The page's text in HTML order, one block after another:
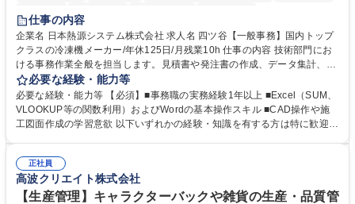
賞与あり
交通費支給
仕事の内容
企業名 日本熱源システム株式会社 求人名 四ツ谷【一般事務】国内トップ
クラスの冷凍機メーカー/年休125日/月残業10h 仕事の内容 技術部門にお
ける事務作業全般を担当します。見積書や発注書の作成、データ集計、C
ADを用いた図面修正補助、電話・メール対応などを通じて現場の技術者
を支えるポジションです。 【仕事内容】■資料の整理、作成、ファイリン
グ、受発注等のデータ入力 ■工事見積書や発注書など案件に関する書面の
作成および管理■Excel関数を用いたデータ集計および管理■CAD操作によ
中で少しずつ身につけられますので、専門知識を持たない方でも安心して
ご応募いただけます。 募集職種 四ツ谷【一般事務】国内トップクラスの
冷凍機メーカー/年休125日/月残業10h
必要な経験・能力等
必要な経験・能力等 【必須】■事務職の実務経験1年以上 ■Excel（SUM、
VLOOKUP等の関数利用）およびWordの基本操作スキル ■CAD操作や施
工図面作成の学習意欲 以下いずれかの経験・知識を有する方は特に歓迎し
を使用しますが既存フォーマットへの入力・修正が中心です。一から関数
を組むことはありませんのでご安心ください。 学歴・資格 学歴：大学院
大学 高専 短大 専修学校 高校 語学力： 資格：第一種運転免許普通自動車
正社員
高波クリエイト株式会社
【生産管理】キャラクターバックや雑貨の生産・品質管